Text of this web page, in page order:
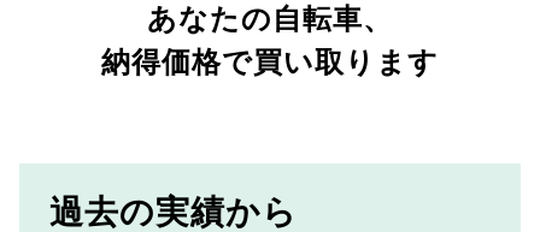
あなたの自転車、
納得価格で買い取ります
過去の実績から